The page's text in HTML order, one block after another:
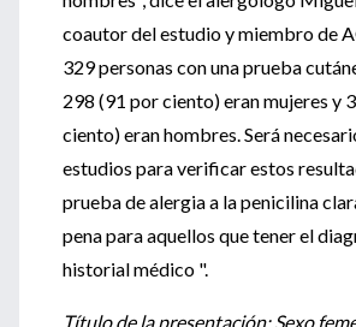
coautor del estudio y miembro de
329 personas con una prueba
298 (91 por ciento) eran mujeres y
ciento) eran hombres. Será
estudios para verificar estos
prueba de alergia a la penicilina
pena para aquellos que tener el
historial médico ".
Título de la presentación: Sexo